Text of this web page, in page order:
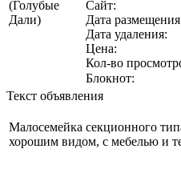
Сайт:
Дата
Дата удаления:
Цена:
Кол-во
Блокнот:
Текст объявления
Малосемейка секционного
хорошим видом, с мебелью и